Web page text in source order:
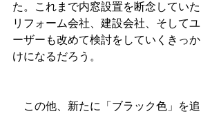
た。これまで内窓設置を断念していた
リフォーム会社、建設会社、そしてユ
ーザーも改めて検討をしていくきっか
けになるだろう。
この他、新たに「ブラック色」を追